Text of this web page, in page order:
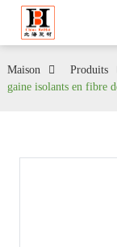
Maison Produits
gaine isolants en fibre